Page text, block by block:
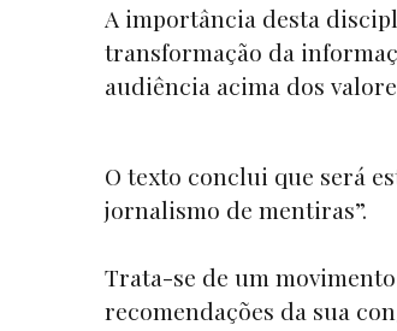
A importância desta
transformação da
audiência acima dos
O texto conclui que será
jornalismo de mentiras”.
Trata-se de um
recomendações da sua